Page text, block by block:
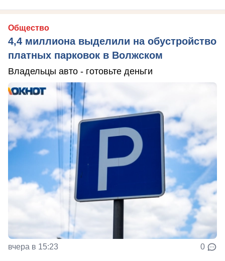
Общество
4,4 миллиона выделили на обустройство
платных парковок в Волжском
Владельцы авто - готовьте деньги
вчера в 15:23 0